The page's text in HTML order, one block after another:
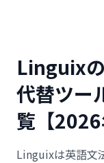
Linguix
代替ツー
覧【2026
Linguixは英語文